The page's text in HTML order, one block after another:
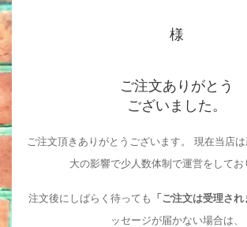
様
ご注文ありがとう
ございました。
ご注文頂きありがとうございます。 現在当店
大の影響で少人数体制で運営をしてお
注文後にしばらく待っても 「ご注文は受理され
ッセージが届かない場合は、